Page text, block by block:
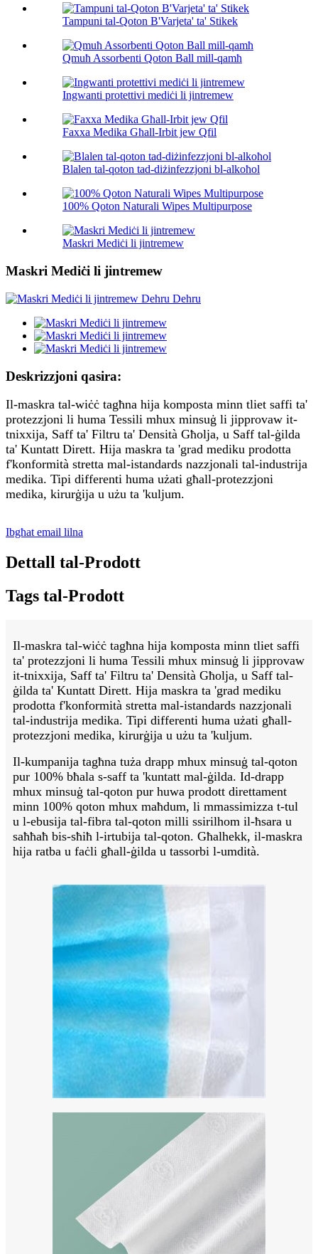
Tampuni tal-Qoton B'Varjeta' ta' Stikek
Qmuħ Assorbenti Qoton Ball mill-qamħ
Ingwanti protettivi mediċi li jintremew
Faxxa Medika Għall-Irbit jew Qfil
Blalen tal-qoton tad-diżinfezzjoni bl-alkoħol
100% Qoton Naturali Wipes Multipurpose
Maskri Mediċi li jintremew
Maskri Mediċi li jintremew
Deskrizzjoni qasira:
Il-maskra tal-wiċċ tagħna hija komposta minn tliet saffi ta'
protezzjoni li huma Tessili mhux minsuġ li jipprovaw it-
tnixxija, Saff ta' Filtru ta' Densità Għolja, u Saff tal-ġilda
ta' Kuntatt Dirett. Hija maskra ta 'grad mediku prodotta
f'konformità stretta mal-istandards nazzjonali tal-industrija
medika. Tipi differenti huma użati għall-protezzjoni
medika, kirurġija u użu ta 'kuljum.
Ibgħat email lilna
Dettall tal-Prodott
Tags tal-Prodott
Il-maskra tal-wiċċ tagħna hija komposta minn tliet saffi
ta' protezzjoni li huma Tessili mhux minsuġ li jipprovaw
it-tnixxija, Saff ta' Filtru ta' Densità Għolja, u Saff tal-
ġilda ta' Kuntatt Dirett. Hija maskra ta 'grad mediku
prodotta f'konformità stretta mal-istandards nazzjonali
tal-industrija medika. Tipi differenti huma użati għall-
protezzjoni medika, kirurġija u użu ta 'kuljum.
Il-kumpanija tagħna tuża drapp mhux minsuġ tal-qoton
pur 100% bħala s-saff ta 'kuntatt mal-ġilda. Id-drapp
mhux minsuġ tal-qoton pur huwa prodott direttament
minn 100% qoton mhux maħdum, li mmassimizza t-tul
u l-ebusija tal-fibra tal-qoton milli ssirilhom il-ħsara u
saħħaħ bis-sħiħ l-irtubija tal-qoton. Għalhekk, il-maskra
hija ratba u faċli għall-ġilda u tassorbi l-umdità.